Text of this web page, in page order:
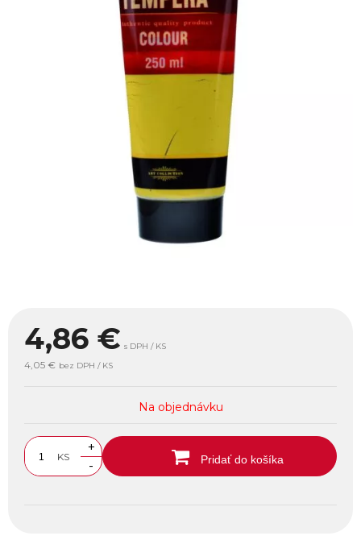
4,86 € s DPH / KS
4,05 € bez DPH / KS
Na objednávku
KS
+
-
Pridať do košíka